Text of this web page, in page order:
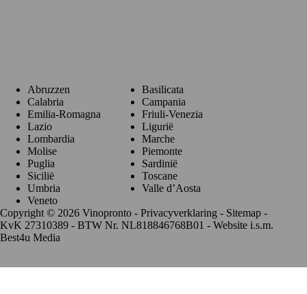
Abruzzen
Basilicata
Calabria
Campania
Emilia-Romagna
Friuli-Venezia
Lazio
Ligurië
Lombardia
Marche
Molise
Piemonte
Puglia
Sardinië
Sicilië
Toscane
Umbria
Valle d’Aosta
Veneto
Copyright © 2026 Vinopronto - Privacyverklaring - Sitemap -
KvK 27310389 - BTW Nr. NL818846768B01 - Website i.s.m.
Best4u Media